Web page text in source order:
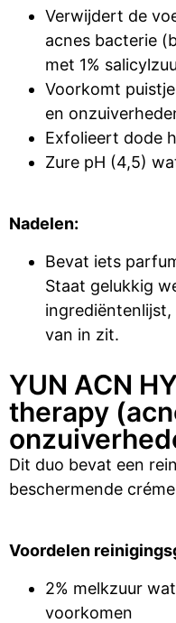
Verwijdert de
acnes bacterie
met 1%
Voorkomt
en
Exfolieert dode
Zure pH (4,5)
Nadelen:
Bevat iets
Staat gelukkig
van in zit.
YUN ACN
therapy
Dit duo bevat een
beschermende
Voordelen
2% melkzuur
voorkomen